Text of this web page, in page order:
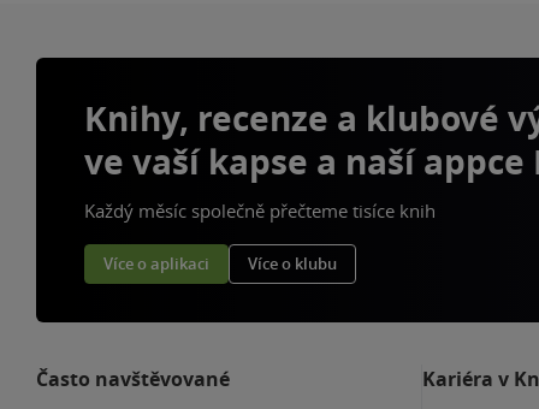
Knihy, recenze a klubové
ve vaší kapse a naší appce
Každý měsíc společně přečteme tisíce knih
Více o aplikaci Více o klubu
Často navštěvované Kariéra v